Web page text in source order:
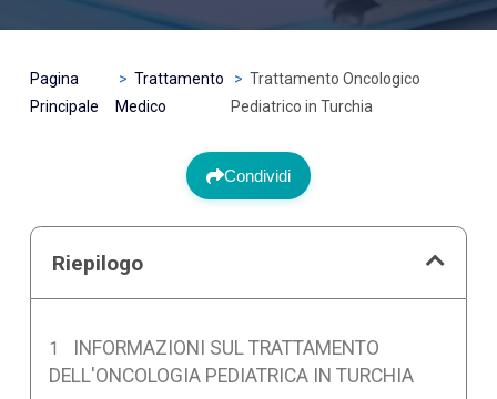
Pagina
Principale
Trattamento
Medico
Trattamento Oncologico
Pediatrico in Turchia
Condividi
Riepilogo
INFORMAZIONI SUL TRATTAMENTO
DELL'ONCOLOGIA PEDIATRICA IN TURCHIA